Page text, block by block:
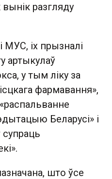
разгляду
МУС, іх прызналі
артыкулаў
у тым ліку за
фармавання»,
Беларусі» і
супраць
што ўсе